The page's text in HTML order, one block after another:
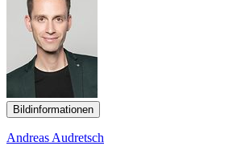
Bildinformationen
Andreas Audretsch